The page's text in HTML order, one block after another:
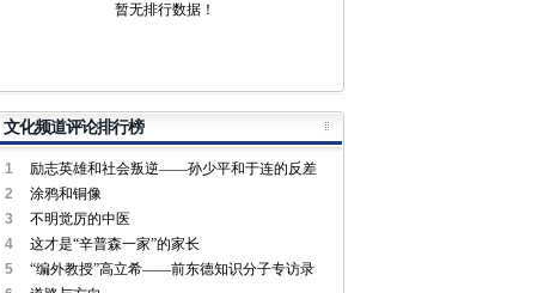
暂无排行数据！
文化频道评论排行榜
1
励志英雄和社会叛逆——孙少平和于连的反差
2
涂鸦和铜像
3
不明觉厉的中医
4
这才是“辛普森一家”的家长
5
“编外教授”高立希——前东德知识分子专访录